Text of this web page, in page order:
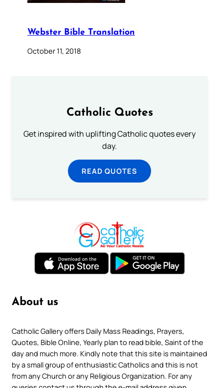
Webster Bible Translation
October 11, 2018
Catholic Quotes
Get inspired with uplifting Catholic quotes every
day.
READ QUOTES
About us
Catholic Gallery offers Daily Mass Readings, Prayers,
Quotes, Bible Online, Yearly plan to read bible, Saint of the
day and much more. Kindly note that this site is maintained
by a small group of enthusiastic Catholics and this is not
from any Church or any Religious Organization. For any